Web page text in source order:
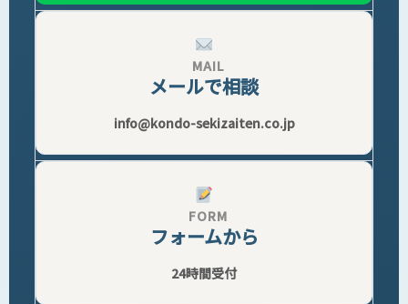
MAIL
メールで相談
info@kondo-sekizaiten.co.jp
FORM
フォームから
24時間受付